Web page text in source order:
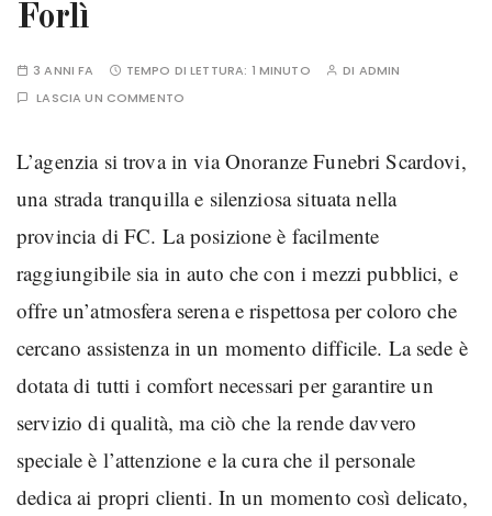
Forlì
3 ANNI FA TEMPO DI LETTURA: 1 MINUTO DI ADMIN
LASCIA UN COMMENTO
L’agenzia si trova in via Onoranze Funebri Scardovi,
una strada tranquilla e silenziosa situata nella
provincia di FC. La posizione è facilmente
raggiungibile sia in auto che con i mezzi pubblici, e
offre un’atmosfera serena e rispettosa per coloro che
cercano assistenza in un momento difficile. La sede è
dotata di tutti i comfort necessari per garantire un
servizio di qualità, ma ciò che la rende davvero
speciale è l’attenzione e la cura che il personale
dedica ai propri clienti. In un momento così delicato,